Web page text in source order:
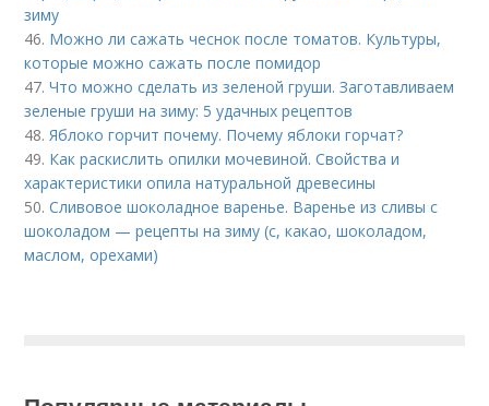
зиму
46. Можно ли сажать чеснок после томатов. Культуры,
которые можно сажать после помидор
47.Что можно сделать из зеленой груши. Заготавливаем
зеленые груши на зиму: 5 удачных рецептов
48.Яблоко горчит почему. Почему яблоки горчат?
49. Как раскислить опилки мочевиной. Свойства и
характеристики опила натуральной древесины
50.Сливовое шоколадное варенье. Варенье из сливы с
шоколадом — рецепты на зиму (с, какао, шоколадом,
маслом, орехами)